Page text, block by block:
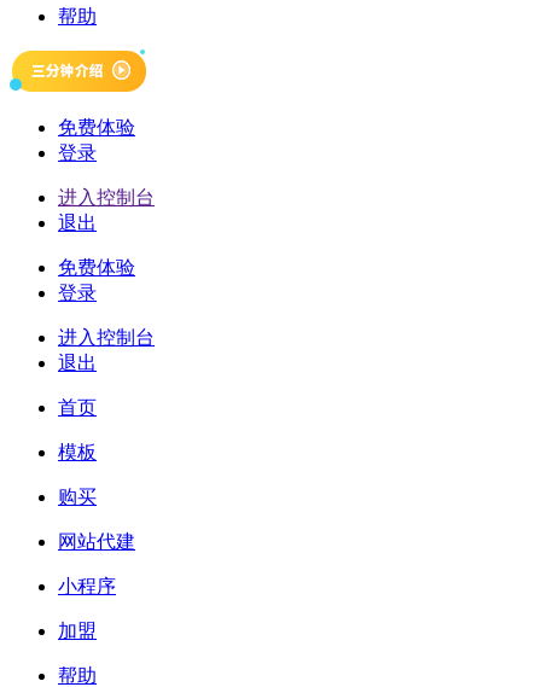
帮助
免费体验
登录
进入控制台
退出
免费体验
登录
进入控制台
退出
首页
模板
购买
网站代建
小程序
加盟
帮助